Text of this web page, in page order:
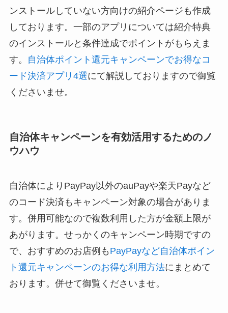
ンストールしていない方向けの紹介ページも作成
しております。一部のアプリについては紹介特典
のインストールと条件達成でポイントがもらえま
す。
自治体ポイント還元キャンペーンでお得なコ
ード決済アプリ4選にて解説しておりますので御覧
くださいませ。
自治体キャンペーンを有効活用するためのノ
ウハウ
自治体によりPayPay以外のauPayや楽天Payなど
のコード決済もキャンペーン対象の場合がありま
す。併用可能なので複数利用した方が金額上限が
あがります。せっかくのキャンペーン時期ですの
で、おすすめのお店例も PayPayなど自治体ポイン
ト還元キャンペーンのお得な利用方法にまとめて
おります。併せて御覧くださいませ。